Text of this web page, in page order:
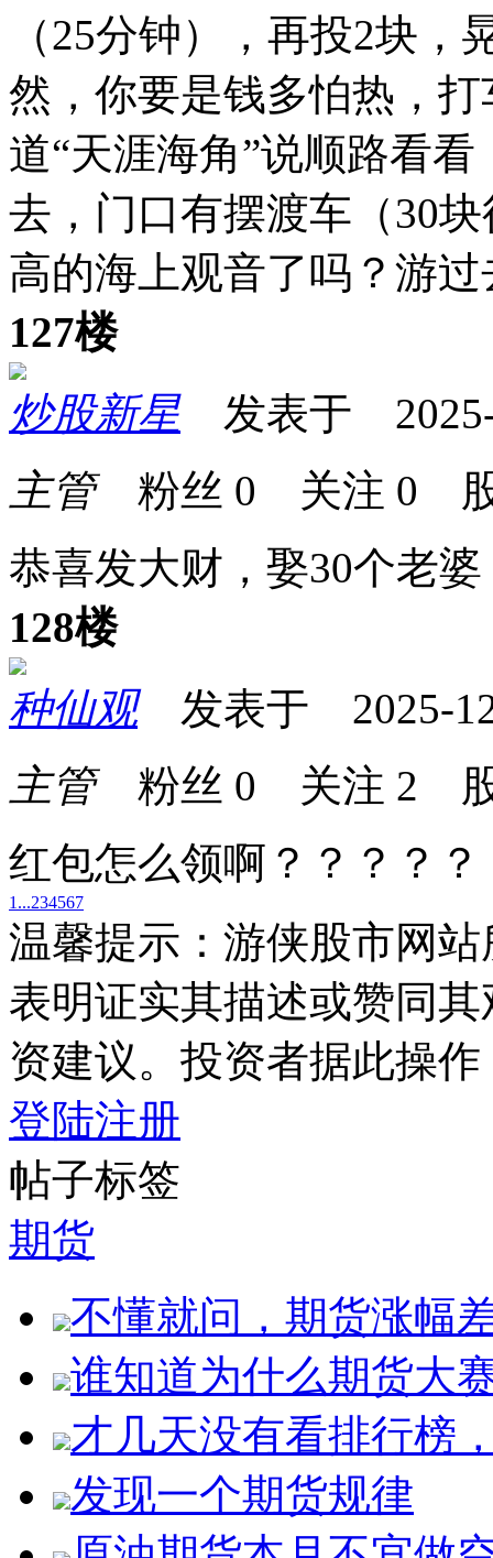
（25分钟），再投2块
然，你要是钱多怕热，
道“天涯海角”说顺路看
去，门口有摆渡车（30
高的海上观音了吗？游
127楼
炒股新星 发表于 2025-
主管粉丝 0 关注 0
恭喜发大财，娶30个老婆
128楼
种仙观发表于 2025-
主管粉丝 0 关注 2
红包怎么领啊？？？？？
1...234567
温馨提示：游侠股市网
表明证实其描述或赞同
资建议。投资者据此操
登陆注册
帖子标签
期货
不懂就问，期货涨幅
谁知道为什么期货大
才几天没有看排行榜
发现一个期货规律